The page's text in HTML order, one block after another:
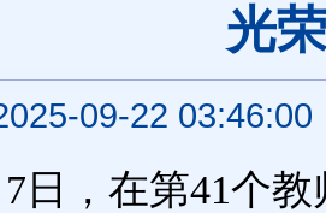
光
09-22
日，在第41个